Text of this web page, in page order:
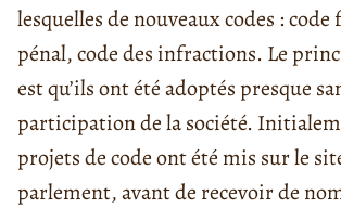
lesquelles de nouveaux codes : code
pénal, code des infractions. Le
est qu’ils ont été adoptés presque
participation de la société.
projets de code ont été mis sur le
parlement, avant de recevoir de